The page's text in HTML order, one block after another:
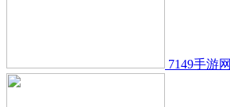
7149手游网